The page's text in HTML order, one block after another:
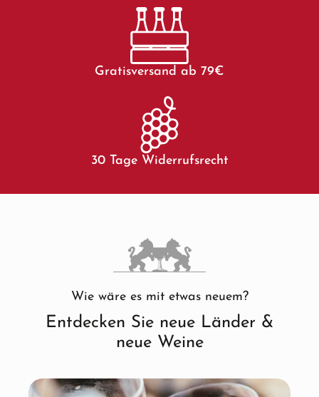
Gratisversand ab 79€
30 Tage Widerrufsrecht
Wie wäre es mit etwas neuem?
Entdecken Sie neue Länder &
neue Weine